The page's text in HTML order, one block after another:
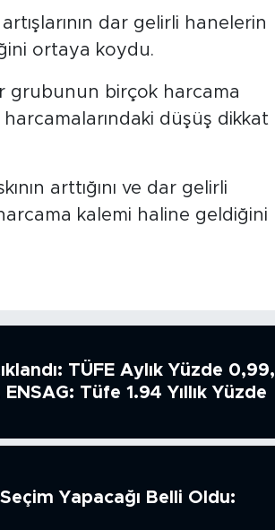
dar gelirli hanelerin
ortaya koydu.
grubunun birçok harcama
düşüş dikkat
arttığını ve dar gelirli
kalemi haline geldiğini
TÜFE Aylık Yüzde 0,99,
ENSAG: Tüfe 1.94 Yıllık Yüzde
Yapacağı Belli Oldu: